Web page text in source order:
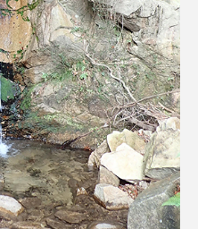
のつながるラジオ
進プロジェクト関西学院